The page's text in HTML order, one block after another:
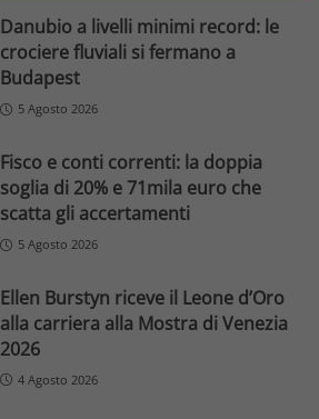
Danubio a livelli minimi record: le
crociere fluviali si fermano a
Budapest
5 Agosto 2026
Fisco e conti correnti: la doppia
soglia di 20% e 71mila euro che
scatta gli accertamenti
5 Agosto 2026
Ellen Burstyn riceve il Leone d’Oro
alla carriera alla Mostra di Venezia
2026
4 Agosto 2026